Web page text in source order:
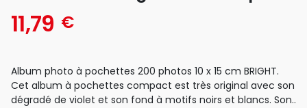
11,79 €
Album photo à pochettes 200 photos 10 x 15 cm BRIGHT.
Cet album à pochettes compact est très original avec son
dégradé de violet et son fond à motifs noirs et blancs. Son..